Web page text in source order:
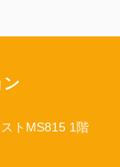
ン
トMS815 1階